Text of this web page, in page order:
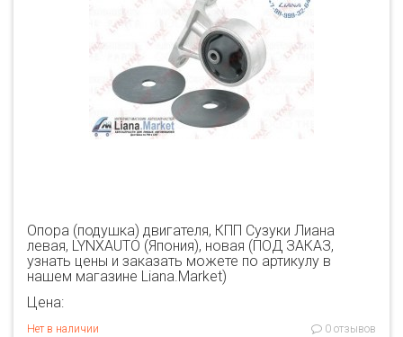
Опора (подушка) двигателя, КПП Сузуки Лиана
левая, LYNXAUTO (Япония), новая (ПОД ЗАКАЗ,
узнать цены и заказать можете по артикулу в
нашем магазине Liana.Market)
Цена:
Нет в наличии 0 отзывов